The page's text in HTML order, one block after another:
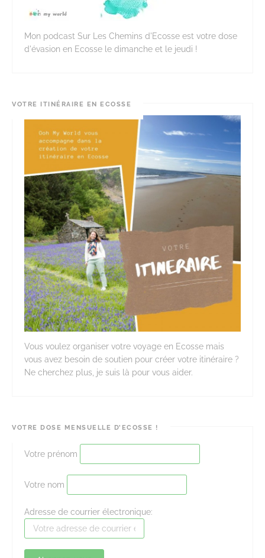
Mon podcast Sur Les Chemins d'Ecosse est votre dose
d'évasion en Ecosse le dimanche et le jeudi !
VOTRE ITINÉRAIRE EN ECOSSE
Vous voulez organiser votre voyage en Ecosse mais
vous avez besoin de soutien pour créer votre itinéraire ?
Ne cherchez plus, je suis là pour vous aider.
VOTRE DOSE MENSUELLE D’ECOSSE !
Votre prénom
Votre nom
Adresse de courrier électronique: